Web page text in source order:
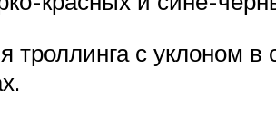
троллинга с уклоном